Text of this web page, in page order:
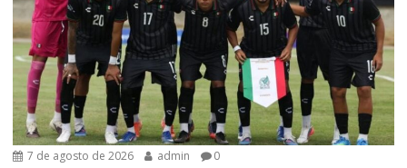
7 de agosto de 2026 admin 0